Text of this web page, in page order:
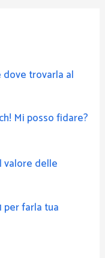
trovarla al
Mi posso fidare?
valore delle
per farla tua